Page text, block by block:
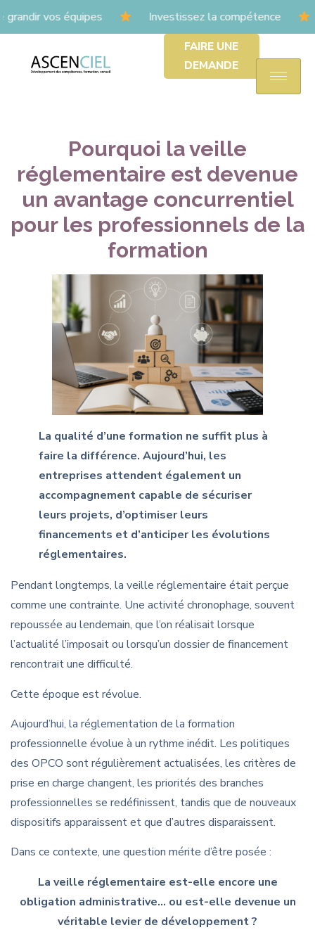
vos équipes Investissez la compétence
FAIRE UNE
DEMANDE
Pourquoi la veille
réglementaire est devenue
un avantage concurrentiel
pour les professionnels de la
formation
La qualité d’une formation ne suffit plus à
faire la différence. Aujourd’hui, les
entreprises attendent également un
accompagnement capable de sécuriser
leurs projets, d’optimiser leurs
financements et d’anticiper les évolutions
réglementaires.
Pendant longtemps, la veille réglementaire était perçue
comme une contrainte. Une activité chronophage, souvent
repoussée au lendemain, que l’on réalisait lorsque
l’actualité l’imposait ou lorsqu’un dossier de financement
rencontrait une difficulté.
Cette époque est révolue.
Aujourd’hui, la réglementation de la formation
professionnelle évolue à un rythme inédit. Les politiques
des OPCO sont régulièrement actualisées, les critères de
prise en charge changent, les priorités des branches
professionnelles se redéfinissent, tandis que de nouveaux
dispositifs apparaissent et que d’autres disparaissent.
Dans ce contexte, une question mérite d’être posée :
La veille réglementaire est-elle encore une
obligation administrative… ou est-elle devenue un
véritable levier de développement ?